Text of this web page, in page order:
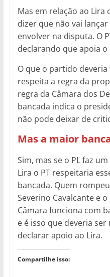
Mas em relação ao Lira
dizer que não vai
envolver na disputa. O
declarando que apoia o
O que o partido
respeita a regra da
regra da Câmara dos
bancada indica o
não pode deixar de
Mas a maior
Sim, mas se o PL faz
Lira o PT respeitaria
bancada. Quem
Severino Cavalcante e
Câmara funciona com
e é isso que deveria
declarar apoio ao Lira.
Compartilhe isso: